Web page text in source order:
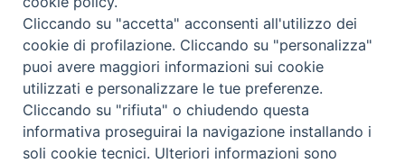
Contatti & Info
C.ne Aurelia, 50 – 00165 Roma
Cliccando su "accetta" acconsenti all'utilizzo dei
cookie di profilazione. Cliccando su "personalizza"
puoi avere maggiori informazioni sui cookie
utilizzati e personalizzare le tue preferenze.
Cliccando su "rifiuta" o chiudendo questa
informativa proseguirai la navigazione installando i
soli cookie tecnici. Ulteriori informazioni sono